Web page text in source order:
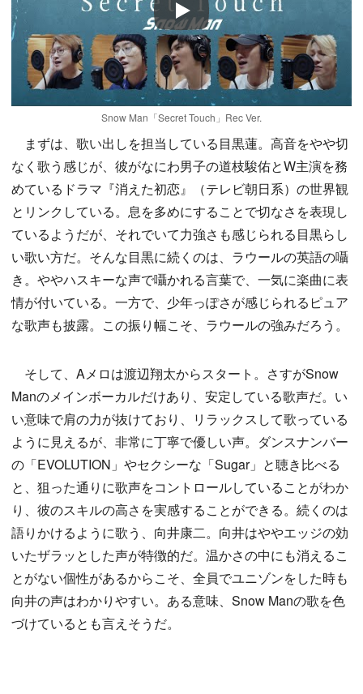
Play
Snow Man「Secret Touch」Rec Ver.
まずは、歌い出しを担当している目黒蓮。高音をやや切
なく歌う感じが、彼がなにわ男子の道枝駿佑とW主演を務
めているドラマ『消えた初恋』（テレビ朝日系）の世界観
とリンクしている。息を多めにすることで切なさを表現し
ているようだが、それでいて力強さも感じられる目黒らし
い歌い方だ。そんな目黒に続くのは、ラウールの英語の囁
き。ややハスキーな声で囁かれる言葉で、一気に楽曲に表
情が付いている。一方で、少年っぽさが感じられるピュア
な歌声も披露。この振り幅こそ、ラウールの強みだろう。
そして、Aメロは渡辺翔太からスタート。さすがSnow
Manのメインボーカルだけあり、安定している歌声だ。い
い意味で肩の力が抜けており、リラックスして歌っている
ように見えるが、非常に丁寧で優しい声。ダンスナンバー
の「EVOLUTION」やセクシーな「Sugar」と聴き比べる
と、狙った通りに歌声をコントロールしていることがわか
り、彼のスキルの高さを実感することができる。続くのは
語りかけるように歌う、向井康二。向井はややエッジの効
いたザラッとした声が特徴的だ。温かさの中にも消えるこ
とがない個性があるからこそ、全員でユニゾンをした時も
向井の声はわかりやすい。ある意味、Snow Manの歌を色
づけているとも言えそうだ。